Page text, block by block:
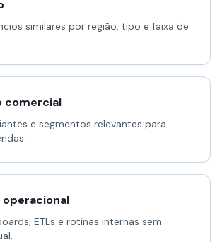
similares por região, tipo e faixa de
comercial
e segmentos relevantes para
ETLs e rotinas internas sem